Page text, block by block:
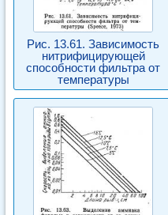
Рис. 13.61. Зависимость
нитрифицирующей
способности фильтра от
температуры